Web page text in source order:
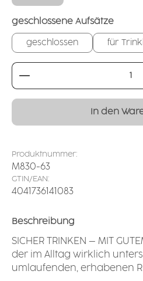
geschlossene Aufsätze
geschlossen für
Produkt Anzahl: Gib
In den
Produktnummer:
M830-63
GTIN/EAN:
4041736141083
Beschreibung
SICHER TRINKEN – MIT
der im Alltag wirklich
umlaufenden, erhabenen